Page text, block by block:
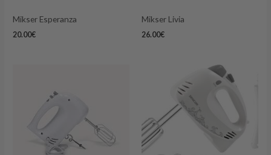
Mikser Esperanza
20.00€
Mikser Livia
26.00€